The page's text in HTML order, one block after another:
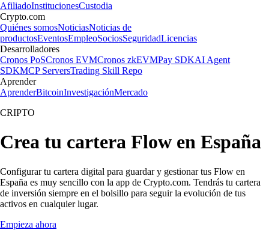
AfiliadoInstitucionesCustodia
Crypto.com
Quiénes somosNoticiasNoticias de
productosEventosEmpleoSociosSeguridadLicencias
Desarrolladores
Cronos PoSCronos EVMCronos zkEVMPay SDKAI Agent
SDKMCP ServersTrading Skill Repo
Aprender
AprenderBitcoinInvestigaciónMercado
CRIPTO
Crea tu cartera Flow en España
Configurar tu cartera digital para guardar y gestionar tus Flow en
España es muy sencillo con la app de Crypto.com. Tendrás tu cartera
de inversión siempre en el bolsillo para seguir la evolución de tus
activos en cualquier lugar.
Empieza ahora